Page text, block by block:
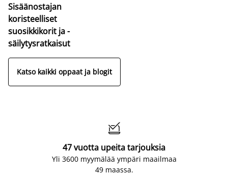
Sisäänostajan
koristeelliset
suosikkikorit ja -
säilytysratkaisut
Katso kaikki oppaat ja blogit

47 vuotta upeita tarjouksia
Yli 3600 myymälää ympäri maailmaa
49 maassa.